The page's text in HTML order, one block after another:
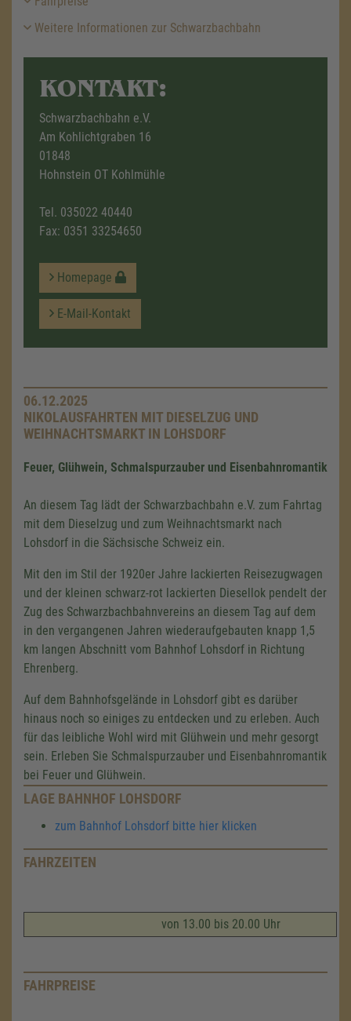
Weitere Informationen zur Schwarzbachbahn
KONTAKT:
Schwarzbachbahn e.V.
Am Kohlichtgraben 16
01848
Hohnstein OT Kohlmühle
Tel. 035022 40440
Fax: 0351 33254650
Homepage
E-Mail-Kontakt
06.12.2025
NIKOLAUSFAHRTEN MIT DIESELZUG UND
WEIHNACHTSMARKT IN LOHSDORF
Feuer, Glühwein, Schmalspurzauber und Eisenbahnromantik
An diesem Tag lädt der Schwarzbachbahn e.V. zum Fahrtag
mit dem Dieselzug und zum Weihnachtsmarkt nach
Lohsdorf in die Sächsische Schweiz ein.
Mit den im Stil der 1920er Jahre lackierten Reisezugwagen
und der kleinen schwarz-rot lackierten Diesellok pendelt der
Zug des Schwarzbachbahnvereins an diesem Tag auf dem
in den vergangenen Jahren wiederaufgebauten knapp 1,5
km langen Abschnitt vom Bahnhof Lohsdorf in Richtung
Ehrenberg.
Auf dem Bahnhofsgelände in Lohsdorf gibt es darüber
hinaus noch so einiges zu entdecken und zu erleben. Auch
für das leibliche Wohl wird mit Glühwein und mehr gesorgt
sein. Erleben Sie Schmalspurzauber und Eisenbahnromantik
bei Feuer und Glühwein.
LAGE BAHNHOF LOHSDORF
zum Bahnhof Lohsdorf bitte hier klicken
FAHRZEITEN
von 13.00 bis 20.00 Uhr
FAHRPREISE